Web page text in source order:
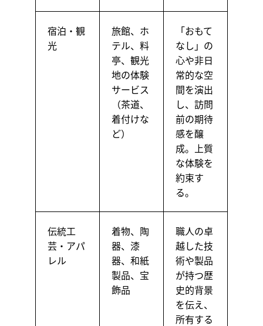
宿泊・観
光
旅館、ホ
テル、料
亭、観光
地の体験
サービス
（茶道、
着付けな
ど）
「おもて
なし」の
心や非日
常的な空
間を演出
し、訪問
前の期待
感を醸
成。上質
な体験を
約束す
る。
伝統工
芸・アパ
レル
着物、陶
器、漆
器、和紙
製品、宝
飾品
職人の卓
越した技
術や製品
が持つ歴
史的背景
を伝え、
所有する